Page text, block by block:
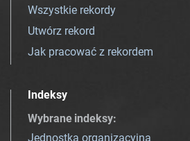
Wszystkie rekordy
Utwórz rekord
Jak pracować z rekordem
Indeksy
Wybrane indeksy:
Jednostka organizacyjna